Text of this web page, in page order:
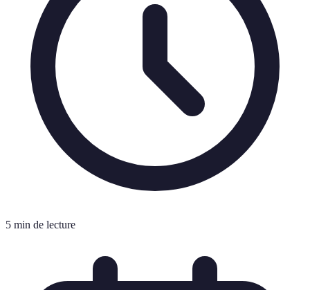
5 min de lecture